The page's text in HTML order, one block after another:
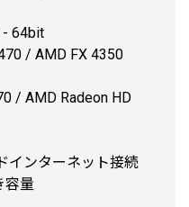
64bit
/ AMD FX 4350
/ AMD Radeon HD
インターネット接続
容量